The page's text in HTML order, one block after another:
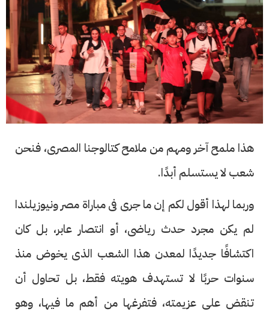
هذا ملمح آخر ومهم من ملامح كتالوجنا المصرى، فنحن
شعب لا يستسلم أبدًا.
وربما لهذا أقول لكم إن ما جرى فى مباراة مصر ونيوزيلندا
لم يكن مجرد حدث رياضى، أو انتصار عابر، بل كان
اكتشافًا جديدًا لمعدن هذا الشعب الذى يخوض منذ
سنوات حربًا لا تستهدف هويته فقط، بل تحاول أن
تنقض على عزيمته، فتفرغها من أهم ما فيها، وهو